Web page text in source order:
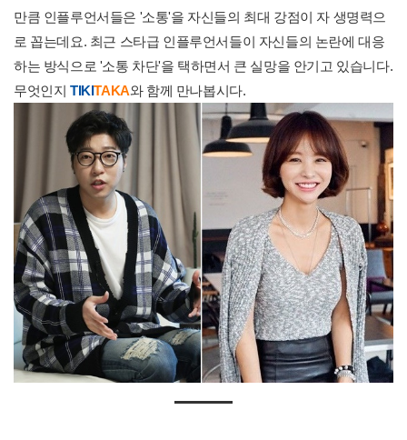
만큼 인플루언서들은 '소통'을 자신들의 최대 강점이 자 생명력으
로 꼽는데요. 최근 스타급 인플루언서들이 자신들의 논란에 대응
하는 방식으로 '소통 차단'을 택하면서 큰 실망을 안기고 있습니다.
무엇인지 TIKITAKA와 함께 만나봅시다.